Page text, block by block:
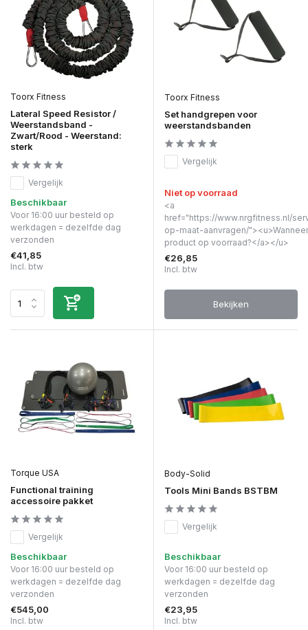
Toorx Fitness
Lateral Speed Resistor /
Weerstandsband -
Zwart/Rood - Weerstand:
sterk
Vergelijk
Beschikbaar
Voor 16:00 uur besteld op
werkdagen = dezelfde dag
verzonden
€41,85
Incl. btw
Toorx Fitness
Set handgrepen voor
weerstandsbanden
Vergelijk
Niet op voorraad
<a
href="https://www.nrgfitness.nl/
op-maat-aanvragen/
product op voorraad?</a></u>
€26,85
Incl. btw
Bekijken
Torque USA
Functional training
accessoire pakket
Vergelijk
Beschikbaar
Voor 16:00 uur besteld op
werkdagen = dezelfde dag
verzonden
€545,00
Incl. btw
Body-Solid
Tools Mini Bands BSTBM
Vergelijk
Beschikbaar
Voor 16:00 uur besteld op
werkdagen = dezelfde dag
verzonden
€23,95
Incl. btw